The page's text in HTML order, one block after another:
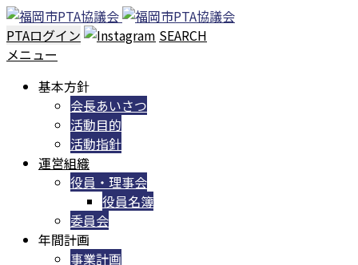
PTAログイン
SEARCH
メニュー
基本方針
会長あいさつ
活動目的
活動指針
運営組織
役員・理事会
役員名簿
委員会
年間計画
事業計画